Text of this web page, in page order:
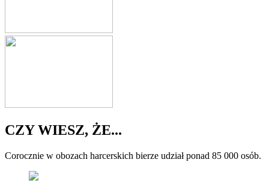
CZY WIESZ, ŻE...
Corocznie w obozach harcerskich bierze udział ponad 85 000 osób.